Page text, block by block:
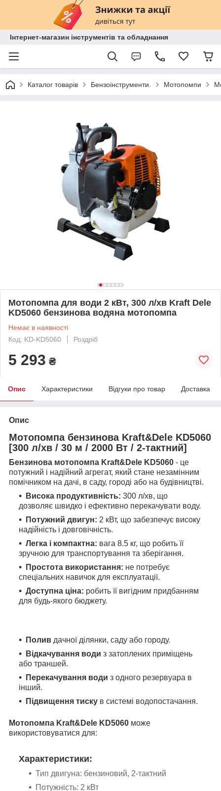
Інтернет-магазин інструментів та обладнання
Каталог товарів Бензоінструменти. Мотопомпи
Мотопомпа для води 2 кВт, 300 л/хв Kraft Dele
KD5060 бензинова водяна мотопомпа
Немає в наявності
Код: KD-KD5060
Роздріб
5 293 ₴
Опис Характеристики Відгуки про товар Доставка
Опис
Мотопомпа бензинова Kraft&Dele KD5060
[300 л/хв / 30 м / 2000 Вт / 2-тактний]
Бензинова мотопомпа Kraft&Dele KD5060 - це
потужний і надійний агрегат, який стане незамінним
помічником на дачі, в саду, городі або на будівництві.
Висока продуктивність: 300 л/хв, що
дозволяє швидко і ефективно перекачувати воду.
Потужний двигун: 2 кВт, що забезпечує високу
надійність і довговічність.
Легка і компактна: вага 8.5 кг, що робить її
зручною для транспортування та зберігання.
Простота використання: не потребує
спеціальних навичок для експлуатації.
Доступна ціна: робить її вигідним придбанням
для будь-якого бюджету.
Характеристики:
Тип двигуна: бензиновий, 2-тактний
Потужність: 2 кВт
Мотопомпа Kraft&Dele KD5060 може
використовуватися для:
Полив дачної ділянки, саду або городу.
Відкачування води з затоплених приміщень
або траншей.
Перекачування води з одного резервуара в
інший.
Підвищення тиску в системі водопостачання.